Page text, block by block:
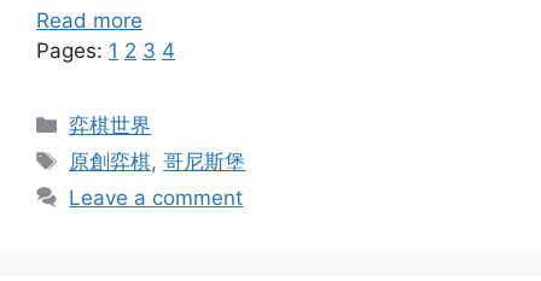
Read more
Pages: 1 2 3 4
Categories
弈棋世界
Tags
原創弈棋,哥尼斯堡
Leave a comment